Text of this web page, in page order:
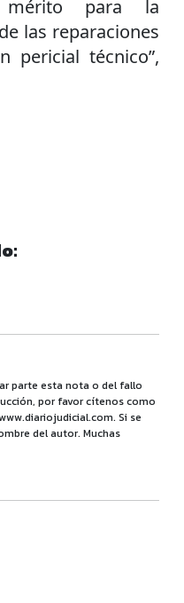
mérito para la
las reparaciones
pericial técnico”,
parte esta nota o del fallo
por favor cítenos como
Si se
del autor. Muchas